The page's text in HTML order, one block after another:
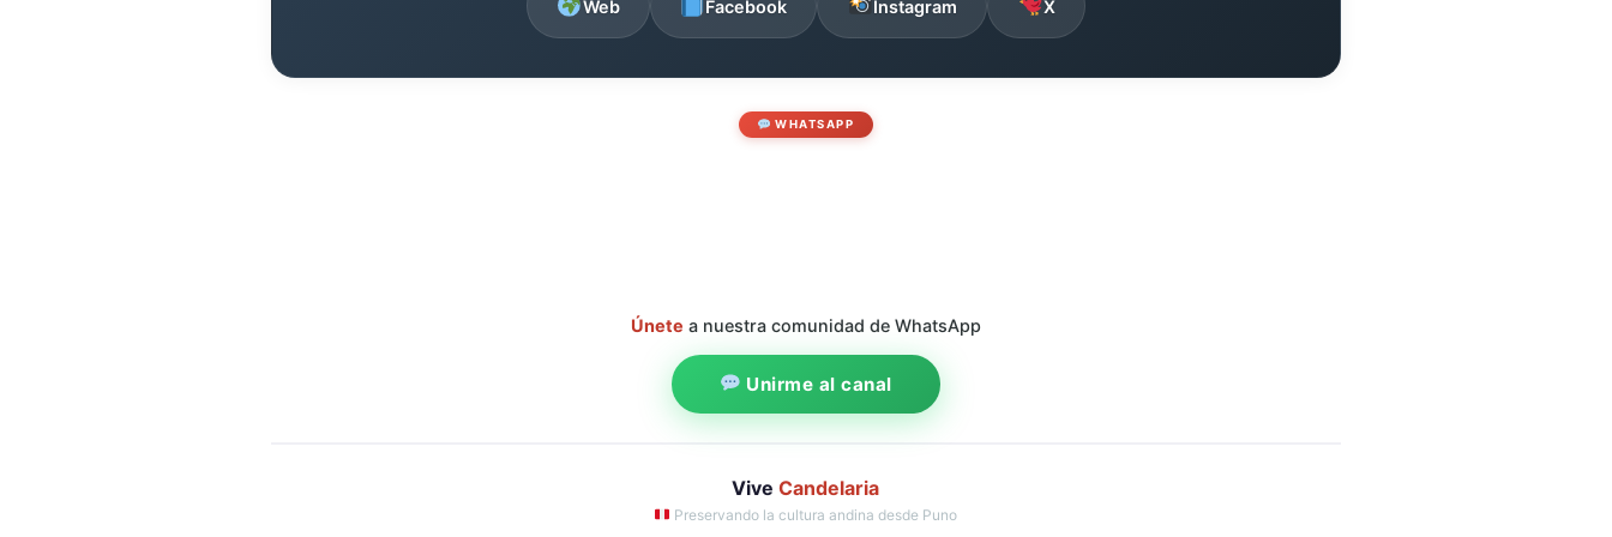
Web Facebook Instagram X
WHATSAPP
Únete a nuestra comunidad de WhatsApp
Unirme al canal
ViveCandelaria
Preservando la cultura andina desde Puno